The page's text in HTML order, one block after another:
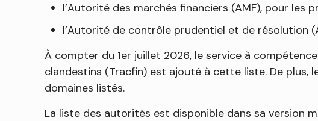
l’Autorité des marchés financiers (AMF), pour
l’Autorité de contrôle prudentiel et de résolution
À compter du 1er juillet 2026, le service à
clandestins (Tracfin) est ajouté à cette liste. De plus,
domaines listés.
La liste des autorités est disponible dans sa version